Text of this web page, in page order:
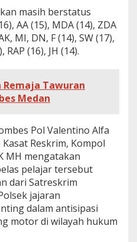
masih berstatus
AA (15), MDA (14), ZDA
MI, DN, F (14), SW (17),
RAP (16), JH (14).
Remaja Tawuran
Medan
Pol Valentino Alfa
Reskrim, Kompol
MH mengatakan
pelajar tersebut
dari Satreskrim
jajaran
dalam antisipasi
motor di wilayah hukum